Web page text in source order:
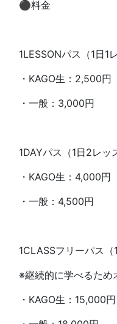
⚫︎料金
1LESSONパス（1日1
・KAGO生：2,500円
・一般：3,000円
1DAYパス（1日2レッ
・KAGO生：4,000円
・一般：4,500円
1CLASSフリーパス（
※継続的に学べるため
・KAGO生：15,000円